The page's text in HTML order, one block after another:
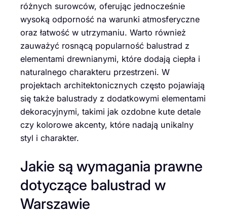
różnych surowców, oferując jednocześnie
wysoką odporność na warunki atmosferyczne
oraz łatwość w utrzymaniu. Warto również
zauważyć rosnącą popularność balustrad z
elementami drewnianymi, które dodają ciepła i
naturalnego charakteru przestrzeni. W
projektach architektonicznych często pojawiają
się także balustrady z dodatkowymi elementami
dekoracyjnymi, takimi jak ozdobne kute detale
czy kolorowe akcenty, które nadają unikalny
styl i charakter.
Jakie są wymagania prawne
dotyczące balustrad w
Warszawie